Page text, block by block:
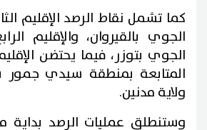
كما تشمل نقاط الرصد الإقليم
الجوي بالقيروان، والإقليم
الجوي بتوزر، فيما يحتضن
المتابعة بمنطقة سيدي جمور
ولاية مدنين.